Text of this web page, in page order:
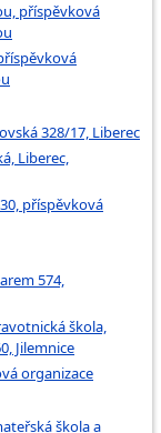
příspěvková
328/17, Liberec
Liberec,
příspěvková
574,
škola,
Jilemnice
organizace
škola a